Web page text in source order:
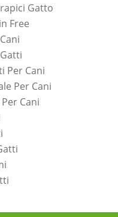
Gatto
Free
Per Cani
Per Cani
Cani